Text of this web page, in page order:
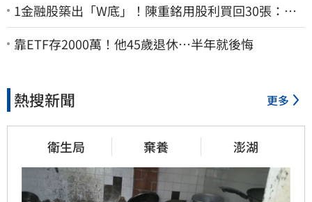
1金融股築出「W底」！陳重銘用股利買回30張：堅
固穩定的搖錢樹
靠ETF存2000萬！他45歲退休…半年就後悔
熱搜新聞 更多
衛生局 棄養 澎湖